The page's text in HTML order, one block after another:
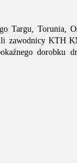
Targu, Torunia,
zawodnicy KTH
dorobku